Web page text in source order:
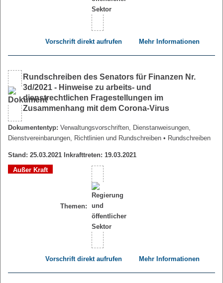
Vorschrift direkt aufrufen Mehr Informationen
Rundschreiben des Senators für Finanzen Nr.
3d/2021 - Hinweise zu arbeits- und
dienstrechtlichen Fragestellungen im
Zusammenhang mit dem Corona-Virus
Dokumententyp: Verwaltungsvorschriften, Dienstanweisungen,
Dienstvereinbarungen, Richtlinien und Rundschreiben • Rundschreiben
Stand: 25.03.2021 Inkrafttreten: 19.03.2021
Außer Kraft
Themen:
Vorschrift direkt aufrufen Mehr Informationen